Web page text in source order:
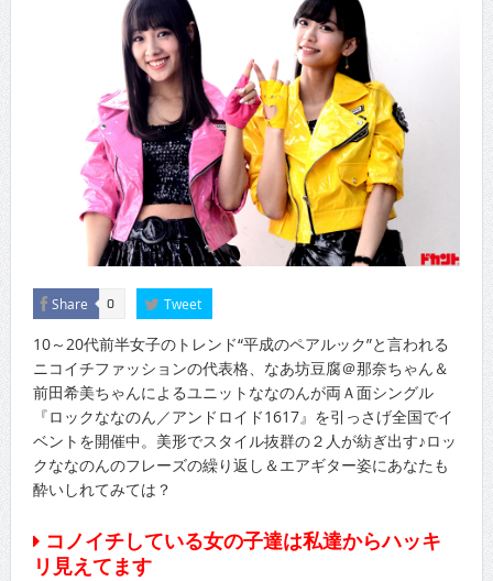
CINEMA×STYLE 294号
CINEMA×STYLE 293号
Share 0 Tweet
10～20代前半女子のトレンド“平成のペアルック”と言われる
ニコイチファッションの代表格、なあ坊豆腐＠那奈ちゃん＆
前田希美ちゃんによるユニットななのんが両Ａ面シングル
『ロックななのん／アンドロイド1617』を引っさげ全国でイ
ベントを開催中。美形でスタイル抜群の２人が紡ぎ出す♪ロッ
クななのんのフレーズの繰り返し＆エアギター姿にあなたも
酔いしれてみては？
コノイチしている女の子達は私達からハッキ
リ見えてます